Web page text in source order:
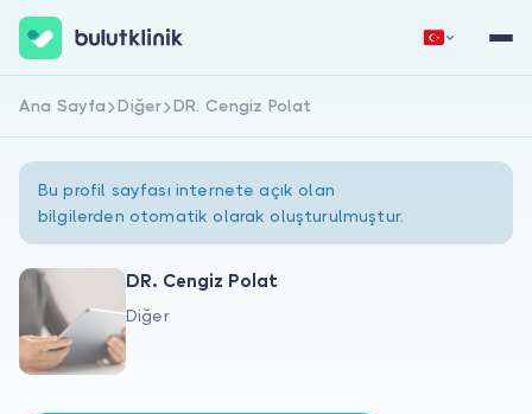
Hakkımızda
Hemen Kaydol
Ana Sayfa Diğer DR. Cengiz Polat
Bu profil sayfası internete açık olan
bilgilerden otomatik olarak oluşturulmuştur.
DR. Cengiz Polat
Diğer